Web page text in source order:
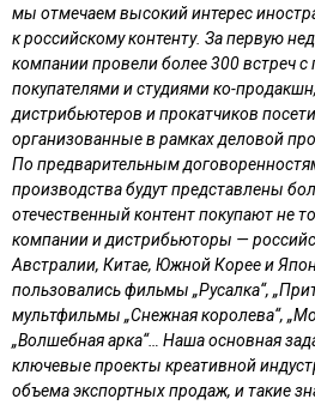
мы отмечаем высокий интерес
к российскому контенту. За первую
компании провели более 300 встреч
покупателями и студиями ко-
дистрибьютеров и прокатчиков
организованные в рамках деловой
По предварительным
производства будут представлены
отечественный контент покупают не
компании и дистрибьюторы —
Австралии, Китае, Южной Корее и
пользовались фильмы „Русалка“,
мультфильмы „Снежная королева“,
„Волшебная арка“… Наша основная
ключевые проекты креативной
объема экспортных продаж, и такие